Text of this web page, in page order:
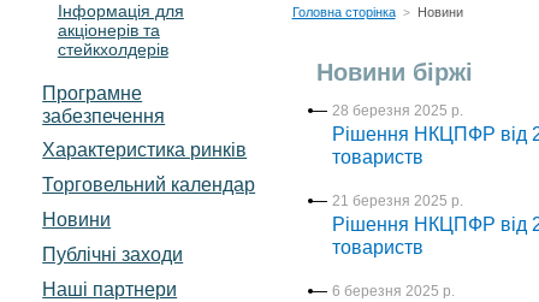
4 серпня 2026 р.
Інформація для
акціонерів та
стейкхолдерів
Програмне
забезпечення
Характеристика pинків
Торговельний календар
Новини
Публічні заходи
Наші партнери
Головна сторінка > Новини
Новини біржі
28 березня 2025 р.
Рішення НКЦПФР від
товариств
21 березня 2025 р.
Рішення НКЦПФР від
товариств
6 березня 2025 р.